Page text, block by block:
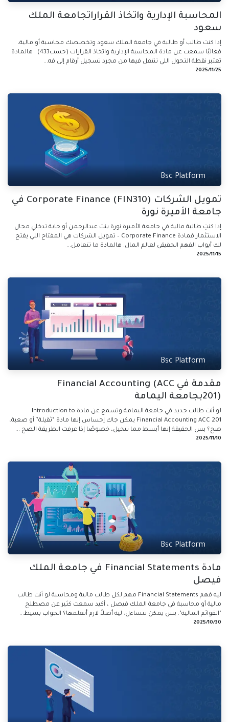
المحاسبة الإدارية واتخاذ القراراتجامعة الملك
سعود
إذا كنت طالب أو طالبة في جامعة الملك سعود وتخصصك محاسبة أو مالية،
فغالبًا سمعت عن مادة المحاسبة الإدارية واتخاذ القرارات (حسب433) . هالمادة
تعتبر نقطة التحول اللي تنتقل فيها من مجرد تسجيل أرقام إلى فه...
25‏/11‏/2025
Bsc Platform
تمويل الشركات Corporate Finance (FIN310) في
جامعة الأميرة نورة
إذا كنتِ طالبة مالية في جامعة الأميرة نورة بنت عبدالرحمن أو حابة تدخلي مجال
الاستثمار فمادة Corporate Finance – تمويل الشركات هي المفتاح اللي يفتح
لك أبواب الفهم الحقيقي لعالم المال. هالمادة ما تتعامل...
15‏/11‏/2025
Bsc Platform
مقدمة في Financial Accounting (ACC
201)بجامعة اليمامة
لو أنت طالب جديد في جامعة اليمامة وتسمع عن مادة Introduction to
Financial Accounting ACC 201 يمكن جاك إحساس إنها مادة “ثقيلة” أو صعبة،
صح؟ بس الحقيقة إنها أبسط مما تتخيل، خصوصًا إذا عرفت الطريقة الصح ...
10‏/11‏/2025
Bsc Platform
مادة Financial Statements في جامعة الملك
فيصل
ليه فهم Financial Statements مهم لكل طالب مالية ومحاسبة لو أنت طالب
مالية أو محاسبة في جامعة الملك فيصل ، أكيد سمعت كثير عن مصطلح
"القوائم المالية". بس يمكن تتساءل: ليه أصلاً لازم أتعلمها؟ الجواب بسيط...
30‏/10‏/2025